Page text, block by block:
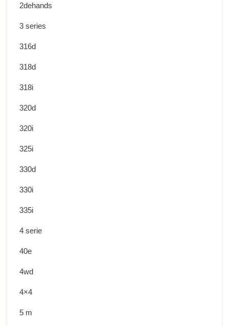
2dehands
3 series
316d
318d
318i
320d
320i
325i
330d
330i
335i
4 serie
40e
4wd
4×4
5 m